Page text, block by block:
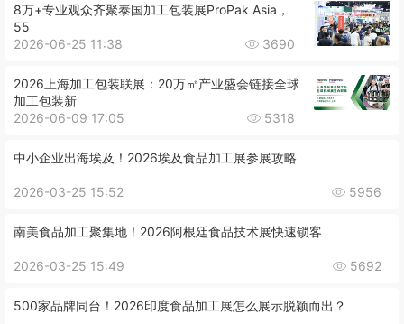
8万+专业观众齐聚泰国加工包装展ProPak Asia，
55
2026-06-25 11:38
3690
2026上海加工包装联展：20万㎡产业盛会链接全球
加工包装新
2026-06-09 17:05
5318
中小企业出海埃及！2026埃及食品加工展参展攻略
2026-03-25 15:52 5956
南美食品加工聚集地！2026阿根廷食品技术展快速锁客
2026-03-25 15:49 5692
500家品牌同台！2026印度食品加工展怎么展示脱颖而出？